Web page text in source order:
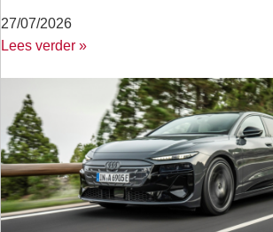
27/07/2026
Lees verder »